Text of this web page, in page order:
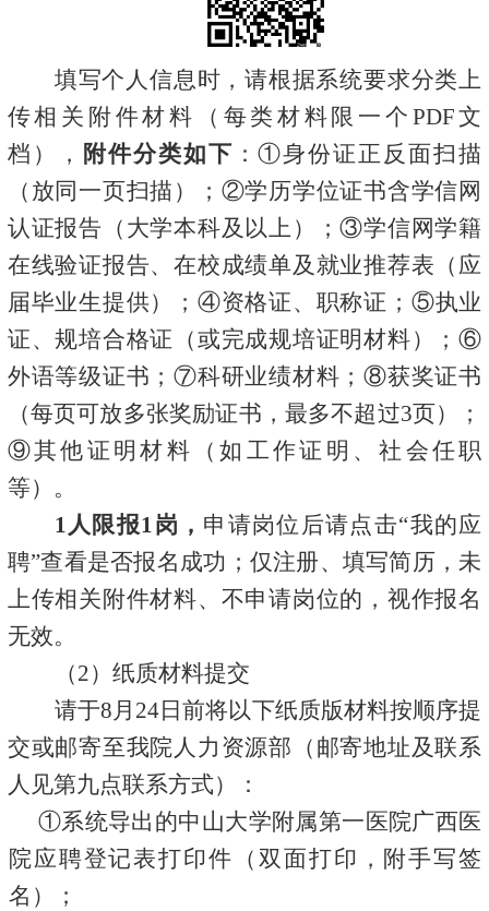
填写个人信息时，请根据系统要求分类上
传相关附件材料（每类材料限一个 PDF文
档）， 附件分类如下 ：①身份证正反面扫描
（放同一页扫描）； ②学历学位证书含学信网
认证报告（大学本科及以上）； ③学信网学籍
在线验证报告、在校成绩单及就业推荐表（应
届毕业生提供）； ④资格证、职称证； ⑤执业
证、规培合格证（或完成规培证明材料）； ⑥
外语等级证书； ⑦科研业绩材料； ⑧获奖证书
（每页可放多张奖励证书，最多不超过3页）；
⑨其他证明材料（如工作证明、社会任职
等）。
1人限报1岗， 申请岗位后请点击“我的应
聘”查看是否报名成功；仅注册、填写简历，未
上传相关附件材料、不申请岗位的，视作报名
无效。
（2）纸质材料提交
请于8月24日前将以下纸质版材料按顺序提
交或邮寄至我院人力资源部（邮寄地址及联系
人见第九点联系方式）：
①系统导出的中山大学附属第一医院广西医
院应聘登记表打印件（双面打印，附手写签
名）；